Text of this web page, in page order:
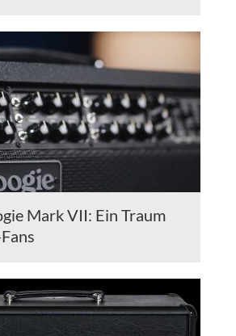
Mark VII: Ein Traum